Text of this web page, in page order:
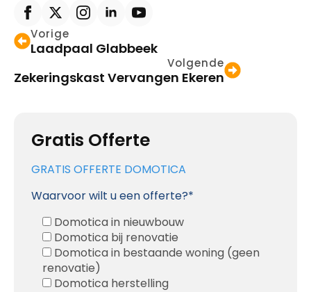
Gratis Offerte
GRATIS OFFERTE DOMOTICA
Waarvoor wilt u een offerte?*
Domotica in nieuwbouw
Domotica bij renovatie
Domotica in bestaande woning (geen
renovatie)
Domotica herstelling
Vorige
Laadpaal Glabbeek
Volgende
Zekeringskast Vervangen Ekeren